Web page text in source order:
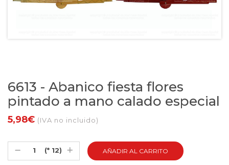
6613 - Abanico fiesta flores
pintado a mano calado especial
5,98€ (IVA no incluido)
(* 12)